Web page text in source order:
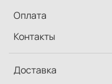
Оплата
Контакты
Доставка